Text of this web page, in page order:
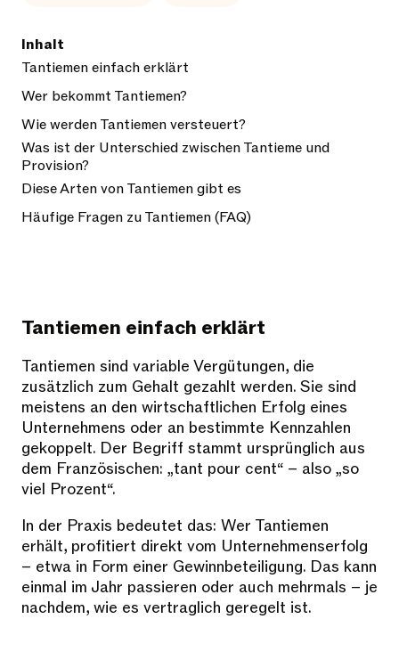
Inhalt
Tantiemen einfach erklärt
Wer bekommt Tantiemen?
Wie werden Tantiemen versteuert?
Was ist der Unterschied zwischen Tantieme und
Provision?
Diese Arten von Tantiemen gibt es
Häufige Fragen zu Tantiemen (FAQ)
Tantiemen einfach erklärt
Tantiemen sind variable Vergütungen, die
zusätzlich zum Gehalt gezahlt werden. Sie sind
meistens an den wirtschaftlichen Erfolg eines
Unternehmens oder an bestimmte Kennzahlen
gekoppelt. Der Begriff stammt ursprünglich aus
dem Französischen: „tant pour cent“ – also „so
viel Prozent“.
In der Praxis bedeutet das: Wer Tantiemen
erhält, profitiert direkt vom Unternehmenserfolg
– etwa in Form einer Gewinnbeteiligung. Das kann
einmal im Jahr passieren oder auch mehrmals – je
nachdem, wie es vertraglich geregelt ist.